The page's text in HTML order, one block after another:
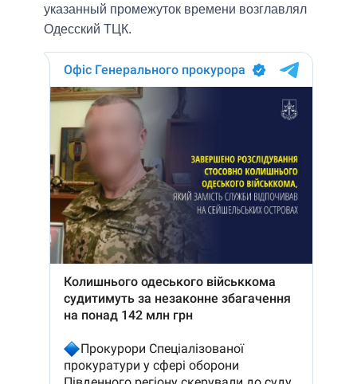
указанный промежуток времени возглавлял
Одесский ТЦК.